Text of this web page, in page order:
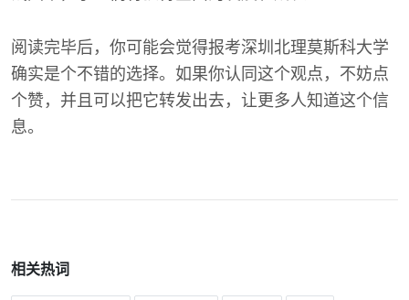
阅读完毕后，你可能会觉得报考深圳北理莫斯科大学
确实是个不错的选择。如果你认同这个观点，不妨点
个赞，并且可以把它转发出去，让更多人知道这个信
息。
相关热词